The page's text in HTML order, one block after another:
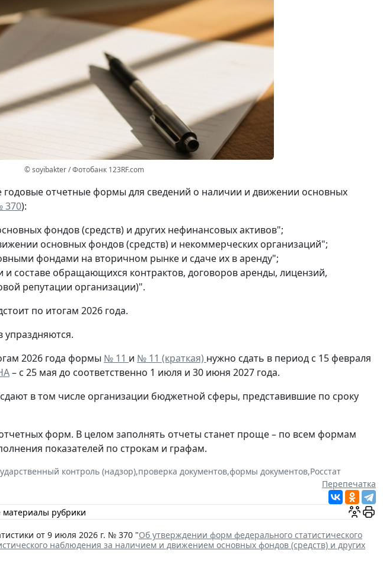
© soyibakter / Фотобанк 123RF.com
годовые отчетные формы для сведений о наличии и движении основных
370):
фондов (средств) и других нефинансовых активов";
основных фондов (средств) и некоммерческих организаций";
фондами на вторичном рынке и сдаче их в аренду";
составе обращающихся контрактов, договоров аренды, лицензий,
репутации организации)".
по итогам 2026 года.
упраздняются.
2026 года формы № 11 и № 11 (краткая) нужно сдать в период с 15 февраля
– с 25 мая до соответственно 1 июля и 30 июня 2027 года.
сдают в том числе организации бюджетной сферы, представившие по сроку
форм. В целом заполнять отчеты станет проще – по всем формам
показателей по строкам и графам.
контроль (надзор),проверка документов,формы документов,Росстат
Перепечатка
материалы рубрики
от 9 июля 2026 г. № 370 "Об утверждении форм федерального статистического
наблюдения за наличием и движением основных фондов (средств) и других